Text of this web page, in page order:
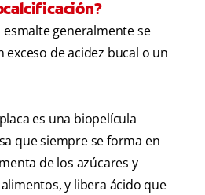
generalmente se
de acidez bucal o un
es una biopelícula
que siempre se forma en
de los azúcares y
y libera ácido que